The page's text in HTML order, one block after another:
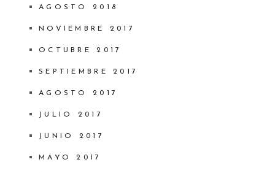
AGOSTO 2018
NOVIEMBRE 2017
OCTUBRE 2017
SEPTIEMBRE 2017
AGOSTO 2017
JULIO 2017
JUNIO 2017
MAYO 2017